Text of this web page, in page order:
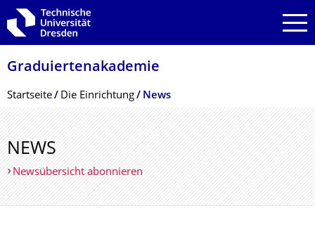
Zur Hauptnavigation springen
Zur Suche springen
Zum Inhalt springen
Graduiertenakade­mie
Breadcrumb-Menü
Startseite Die Einrichtung News
NEWS
Newsübersicht abonnieren